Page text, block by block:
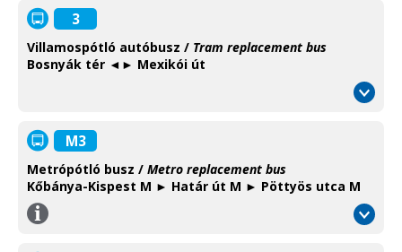
Information
3
Villamospótló autóbusz / Tram replacement bus
Bosnyák tér ◄► Mexikói út
M3
Metrópótló busz / Metro replacement bus
Kőbánya-Kispest M ► Határ út M ► Pöttyös utca M
Információ